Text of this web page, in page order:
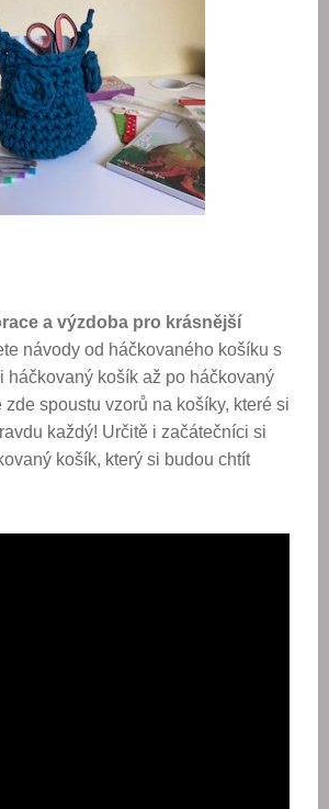
a výzdoba pro krásnější
návody od háčkovaného košíku s
háčkovaný košík až po háčkovaný
zde spoustu vzorů na košíky, které si
každý! Určitě i začátečníci si
košík, který si budou chtít